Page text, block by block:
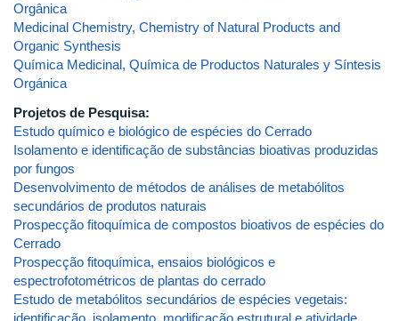
Orgânica
Medicinal Chemistry, Chemistry of Natural Products and
Organic Synthesis
Química Medicinal, Química de Productos Naturales y Síntesis
Orgánica
Projetos de Pesquisa:
Estudo químico e biológico de espécies do Cerrado
Isolamento e identificação de substâncias bioativas produzidas
por fungos
Desenvolvimento de métodos de análises de metabólitos
secundários de produtos naturais
Prospecção fitoquímica de compostos bioativos de espécies do
Cerrado
Prospecção fitoquímica, ensaios biológicos e
espectrofotométricos de plantas do cerrado
Estudo de metabólitos secundários de espécies vegetais: